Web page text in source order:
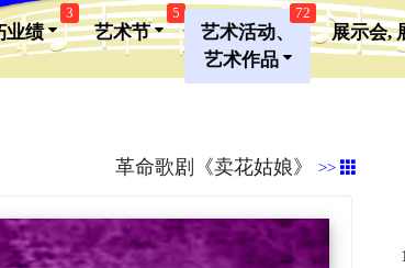
业绩
3
艺术节
5
艺术活动、
艺术作品
72
展示会,
革命歌剧《卖花姑娘》 >>